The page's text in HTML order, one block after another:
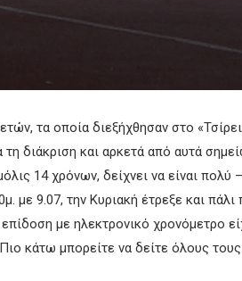
τα οποία διεξήχθησαν στο
διάκριση και αρκετά από αυτά
14 χρόνων, δείχνει να είναι πολύ
9.07, την Κυριακή έτρεξε και πάλι
με ηλεκτρονικό χρονόμετρο
κάτω μπορείτε να δείτε όλους τους